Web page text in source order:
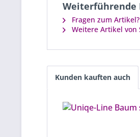
Weiterführende
Fragen zum Artikel?
Weitere Artikel von
Kunden kauften auch